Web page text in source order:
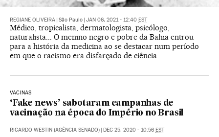
REGIANE OLIVEIRA São Paulo JAN 06, 2021 - 12:40 EST
Médico, tropicalista, dermatologista, psicólogo,
naturalista... O menino negro e pobre da Bahia entrou
para a história da medicina ao se destacar num período
em que o racismo era disfarçado de ciência
VACINAS
‘Fake news’ sabotaram campanhas de
vacinação na época do Império no Brasil
RICARDO WESTIN (AGÊNCIA SENADO) DEC 25, 2020 - 10:56 EST